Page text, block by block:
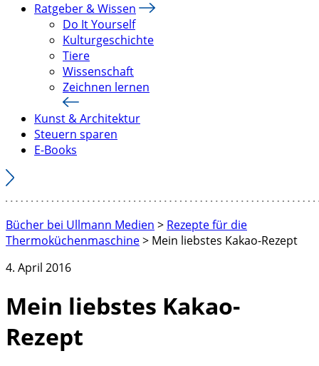
Ratgeber & Wissen
Do It Yourself
Kulturgeschichte
Tiere
Wissenschaft
Zeichnen lernen
Kunst & Architektur
Steuern sparen
E-Books
Bücher bei Ullmann Medien > Rezepte für die
Thermoküchenmaschine> Mein liebstes Kakao-Rezept
4. April 2016
Mein liebstes Kakao-
Rezept